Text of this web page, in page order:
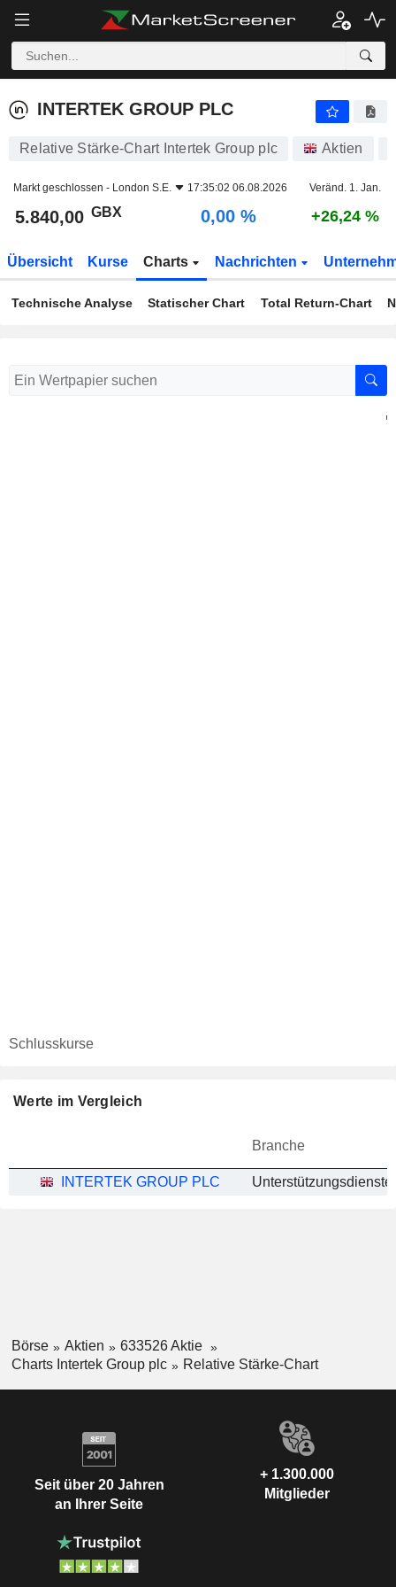
INTERTEK GROUP PLC
INTERTEK GROUP PLC
Relative Stärke-Chart Intertek Group plc Aktien
Markt geschlossen - London S.E. 17:35:02 06.08.2026 Veränd. 1. Jan.
5.840,00 GBX 0,00 % +26,24 %
Übersicht Kurse Charts Nachrichten
Technische Analyse Statischer Chart Total Return-Chart
Schlusskurse
Werte im Vergleich
Branche
INTERTEK GROUP PLC
Börse Aktien
633526 Aktie
Charts Intertek Group plc
Relative Stärke-Chart
Seit über 20 Jahren
an Ihrer Seite
+ 1.300.000
Mitglieder